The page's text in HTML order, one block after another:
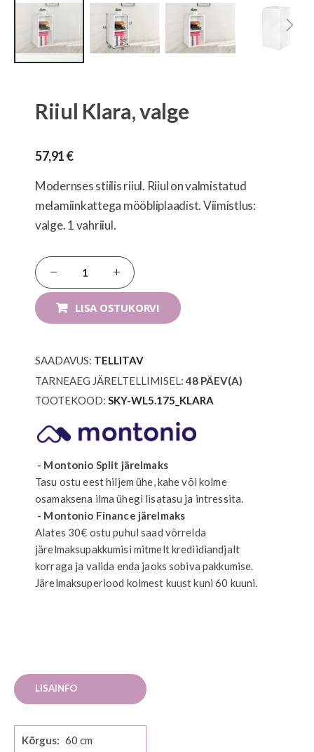
beginning
images
Riiul Klara, valge
57,91 €
Modernses stiilis riiul. Riiul on valmistatud
melamiinkattega mööbliplaadist. Viimistlus:
valge. 1 vahriiul.
LISA OSTUKORVI
SAADAVUS: TELLITAV
TARNEAEG JÄRELTELLIMISEL: 48 PÄEV(A)
TOOTEKOOD SKY-WL5.175_KLARA
- Montonio Split järelmaks
Tasu ostu eest hiljem ühe, kahe või kolme
osamaksena ilma ühegi lisatasu ja intressita.
- Montonio Finance järelmaks
Alates 30€ ostu puhul saad võrrelda
järelmaksupakkumisi mitmelt krediidiandjalt
korraga ja valida enda jaoks sobiva pakkumise.
Järelmaksuperiood kolmest kuust kuni 60 kuuni.
LISAINFO
60